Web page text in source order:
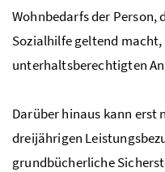
Wohnbedarfs der Person,
Sozialhilfe geltend
unterhaltsberechtigten
Darüber hinaus kann erst
dreijährigen
grundbücherliche